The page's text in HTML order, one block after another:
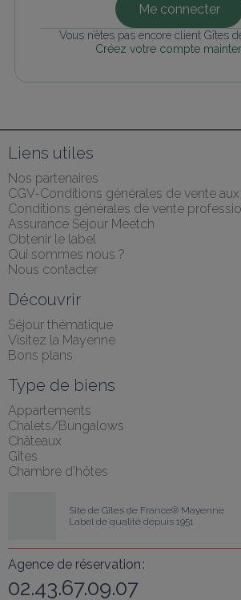
Me connecter
Vous n’êtes pas encore client Gîtes
Créez votre compte
Liens utiles
Nos partenaires
CGV-Conditions générales de vente
Conditions générales de vente
Assurance Séjour Meetch
Obtenir le label
Qui sommes nous ?
Nous contacter
Découvrir
Séjour thématique
Visitez la Mayenne
Bons plans
Type de biens
Appartements
Chalets/Bungalows
Châteaux
Gîtes
Chambre d'hôtes
Site de Gîtes de France® Mayenne
Label de qualité depuis 1951
Agence de réservation :
02.43.67.09.07